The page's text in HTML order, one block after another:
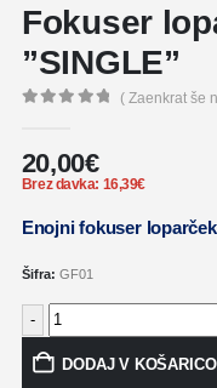
Fokuser
”SINGLE”
( Zaenkrat še
20,00€
Brez davka: 16,39€
Enojni fokuser
Šifra: GF01
-
DODAJ V KOŠARICO